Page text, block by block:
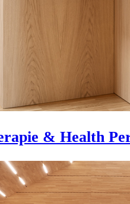
& Health